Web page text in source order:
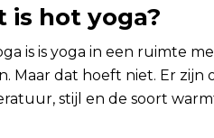
is hot yoga?
is is yoga in een ruimte
Maar dat hoeft niet. Er zijn
stijl en de soort